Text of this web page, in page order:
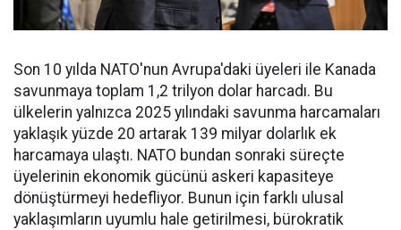
Son 10 yılda NATO'nun Avrupa'daki üyeleri ile Kanada
savunmaya toplam 1,2 trilyon dolar harcadı. Bu
ülkelerin yalnızca 2025 yılındaki savunma harcamaları
yaklaşık yüzde 20 artarak 139 milyar dolarlık ek
harcamaya ulaştı. NATO bundan sonraki süreçte
üyelerinin ekonomik gücünü askeri kapasiteye
dönüştürmeyi hedefliyor. Bunun için farklı ulusal
yaklaşımların uyumlu hale getirilmesi, bürokratik